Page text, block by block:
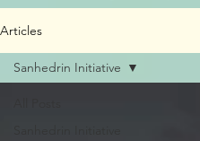
Articles
Sanhedrin Initiative